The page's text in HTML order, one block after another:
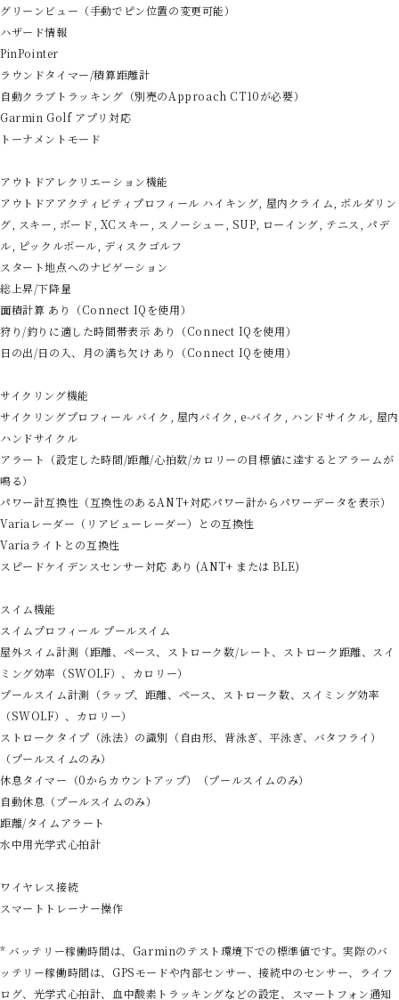
グリーンビュー（手動でピン位置の変更可能）
ハザード情報
PinPointer
ラウンドタイマー/積算距離計
自動クラブトラッキング（別売のApproach CT10が必要）
Garmin Golf アプリ対応
トーナメントモード
アウトドアレクリエーション機能
アウトドアアクティビティプロフィール ハイキング, 屋内クライム, ボルダリン
グ, スキー, ボード, XCスキー, スノーシュー, SUP, ローイング, テニス, パデ
ル, ピックルボール, ディスクゴルフ
スタート地点へのナビゲーション
総上昇/下降量
面積計算 あり（Connect IQを使用）
狩り/釣りに適した時間帯表示 あり（Connect IQを使用）
日の出/日の入、月の満ち欠け あり（Connect IQを使用）
サイクリング機能
サイクリングプロフィール バイク, 屋内バイク, e-バイク, ハンドサイクル, 屋内
ハンドサイクル
アラート（設定した時間/距離/心拍数/カロリーの目標値に達するとアラームが
鳴る）
パワー計互換性（互換性のあるANT+対応パワー計からパワーデータを表示）
Variaレーダー（リアビューレーダー）との互換性
Variaライトとの互換性
スピードケイデンスセンサー対応 あり (ANT+ または BLE)
スイム機能
スイムプロフィール プールスイム
屋外スイム計測（距離、ペース、ストローク数/レート、ストローク距離、スイ
ミング効率（SWOLF）、カロリー）
プールスイム計測（ラップ、距離、ペース、ストローク数、スイミング効率
（SWOLF）、カロリー）
ストロークタイプ（泳法）の識別（自由形、背泳ぎ、平泳ぎ、バタフライ）
（プールスイムのみ）
休息タイマー（0からカウントアップ）（プールスイムのみ）
自動休息（プールスイムのみ）
距離/タイムアラート
水中用光学式心拍計
ワイヤレス接続
スマートトレーナー操作
* バッテリー稼働時間は、Garminのテスト環境下での標準値です。実際のバ
ッテリー稼働時間は、GPSモードや内部センサー、接続中のセンサー、ライフ
ログ、光学式心拍計、血中酸素トラッキングなどの設定、スマートフォン通知